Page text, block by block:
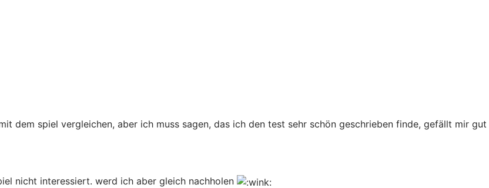
dem spiel vergleichen, aber ich muss sagen, das ich den test sehr schön geschrieben finde, gefällt mir gut
nicht interessiert. werd ich aber gleich nachholen